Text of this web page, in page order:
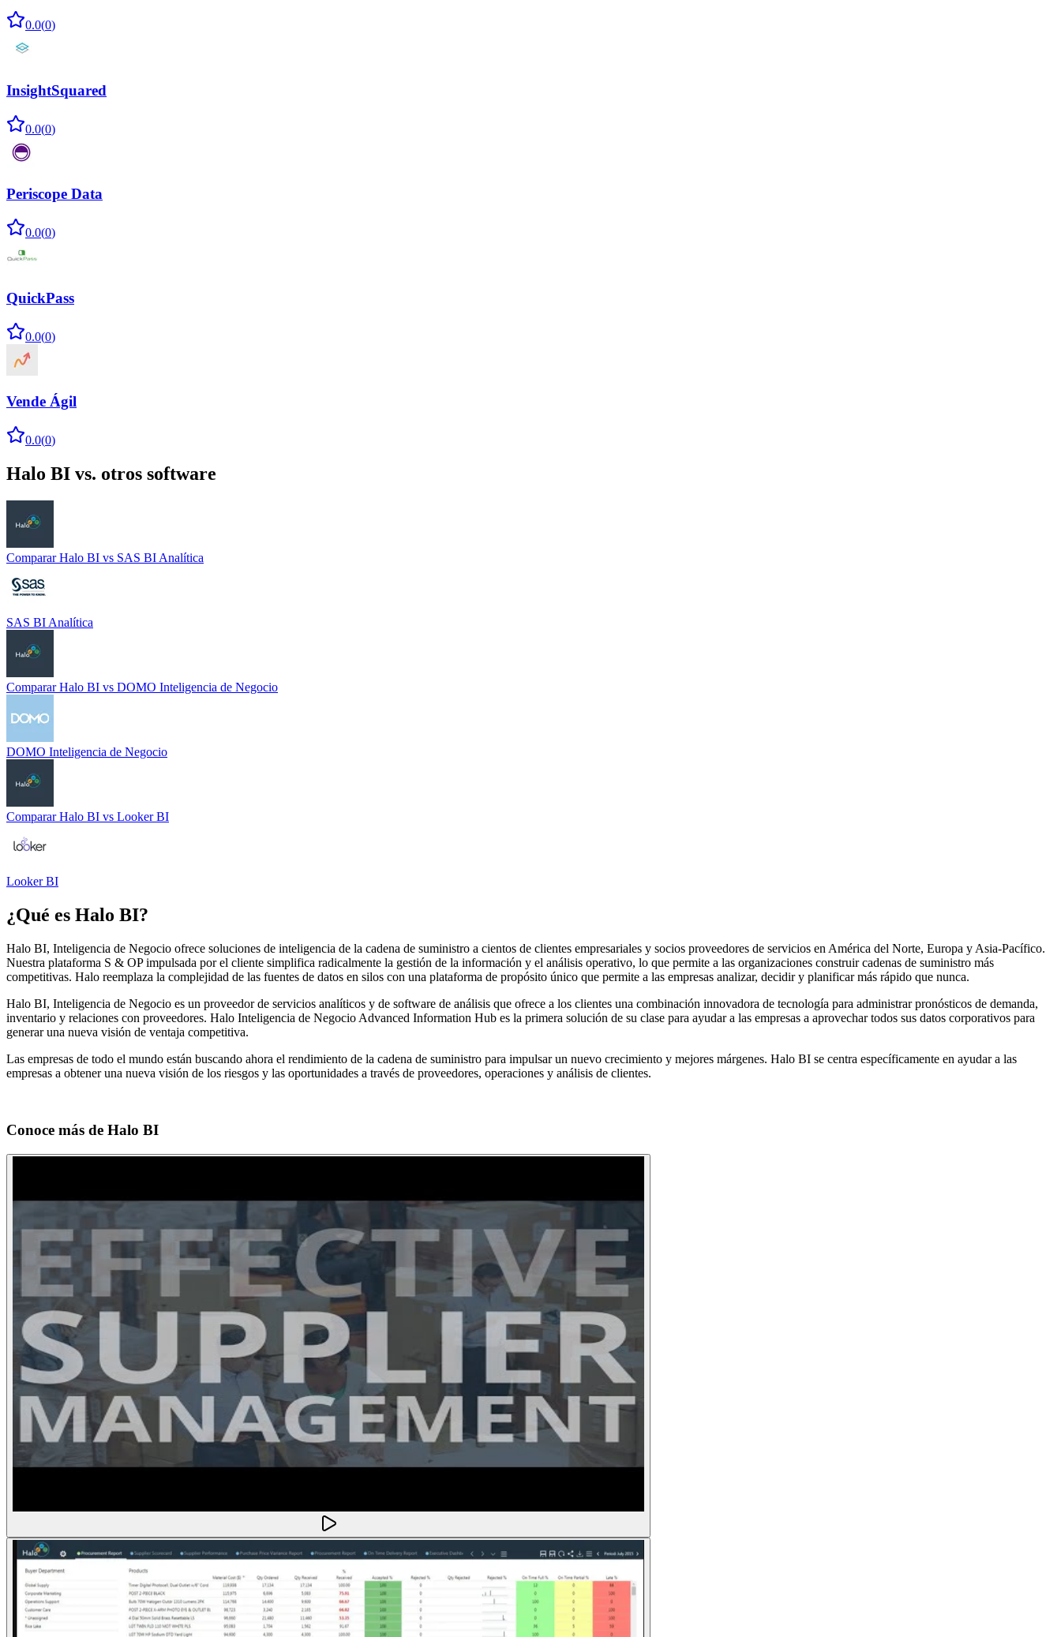
0.0(0)
InsightSquared
0.0(0)
Periscope Data
0.0(0)
QuickPass
0.0(0)
Vende Ágil
0.0(0)
Halo BI vs. otros software
Comparar Halo BI vs SAS BI Analítica
SAS BI Analítica
Comparar Halo BI vs DOMO Inteligencia de Negocio
DOMO Inteligencia de Negocio
Comparar Halo BI vs Looker BI
Looker BI
¿Qué es Halo BI?
Halo BI, Inteligencia de Negocio ofrece soluciones de inteligencia de la cadena de suministro a cientos de clientes empresariales y socios proveedores de servicios en América del Norte, Europa y Asia-Pacífico.
Nuestra plataforma S & OP impulsada por el cliente simplifica radicalmente la gestión de la información y el análisis operativo, lo que permite a las organizaciones construir cadenas de suministro más
competitivas. Halo reemplaza la complejidad de las fuentes de datos en silos con una plataforma de propósito único que permite a las empresas analizar, decidir y planificar más rápido que nunca.
Halo BI, Inteligencia de Negocio es un proveedor de servicios analíticos y de software de análisis que ofrece a los clientes una combinación innovadora de tecnología para administrar pronósticos de demanda,
inventario y relaciones con proveedores. Halo Inteligencia de Negocio Advanced Information Hub es la primera solución de su clase para ayudar a las empresas a aprovechar todos sus datos corporativos para
generar una nueva visión de ventaja competitiva.
Las empresas de todo el mundo están buscando ahora el rendimiento de la cadena de suministro para impulsar un nuevo crecimiento y mejores márgenes. Halo BI se centra específicamente en ayudar a las
empresas a obtener una nueva visión de los riesgos y las oportunidades a través de proveedores, operaciones y análisis de clientes.
Conoce más de Halo BI